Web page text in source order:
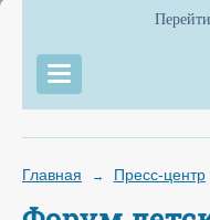
Главная → Пресс-центр